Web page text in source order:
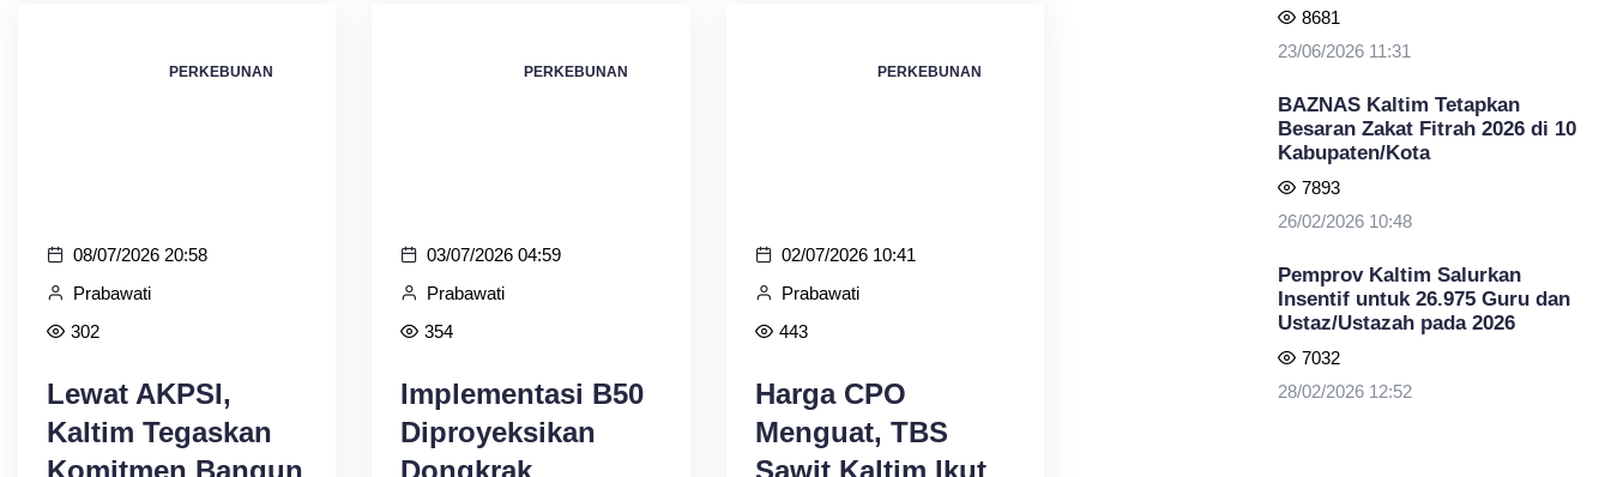
PERKEBUNAN
08/07/2026 20:58
Prabawati
302
Lewat AKPSI,
Kaltim Tegaskan
PERKEBUNAN
03/07/2026 04:59
Prabawati
354
Implementasi B50
Diproyeksikan
PERKEBUNAN
02/07/2026 10:41
Prabawati
443
Harga CPO
Menguat, TBS
8681
23/06/2026 11:31
BAZNAS Kaltim Tetapkan
Besaran Zakat Fitrah 2026 di 10
Kabupaten/Kota
7893
26/02/2026 10:48
Pemprov Kaltim Salurkan
Insentif untuk 26.975 Guru dan
Ustaz/Ustazah pada 2026
7032
28/02/2026 12:52